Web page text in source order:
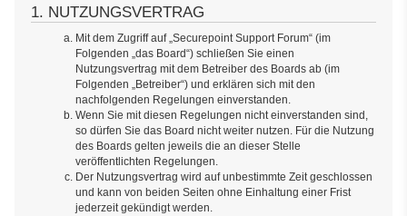
1. NUTZUNGSVERTRAG
Mit dem Zugriff auf „Securepoint Support Forum“ (im
Folgenden „das Board“) schließen Sie einen
Nutzungsvertrag mit dem Betreiber des Boards ab (im
Folgenden „Betreiber“) und erklären sich mit den
nachfolgenden Regelungen einverstanden.
Wenn Sie mit diesen Regelungen nicht einverstanden sind,
so dürfen Sie das Board nicht weiter nutzen. Für die Nutzung
des Boards gelten jeweils die an dieser Stelle
veröffentlichten Regelungen.
Der Nutzungsvertrag wird auf unbestimmte Zeit geschlossen
und kann von beiden Seiten ohne Einhaltung einer Frist
jederzeit gekündigt werden.